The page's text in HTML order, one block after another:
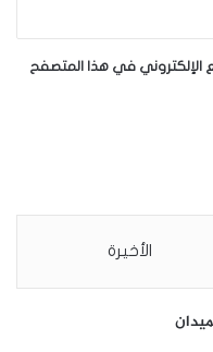
الإلكتروني في هذا المتصفح
الأخيرة